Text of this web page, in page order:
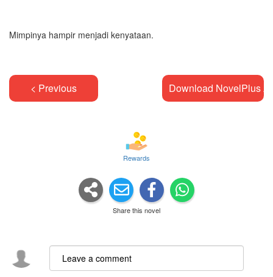
Mimpinya hampir menjadi kenyataan.
< Previous Download NovelPlus
Rewards
Share this novel